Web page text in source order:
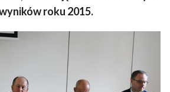
roku 2015.